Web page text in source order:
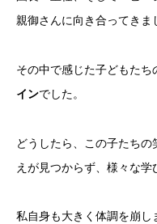
親御さんに向き合ってきま
その中で感じた子どもたち
インでした。
どうしたら、この子たち
えが見つからず、様々な学
私自身も大きく体調を崩